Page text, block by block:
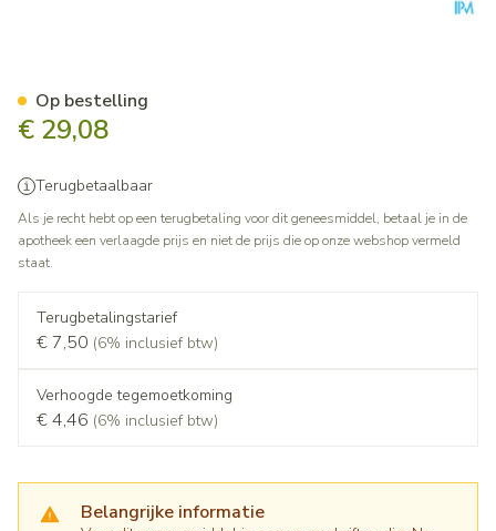
€ 29,08
Terugbetaalbaar
Als je recht hebt op een terugbetaling voor dit geneesmiddel, betaal je in de
apotheek een verlaagde prijs en niet de prijs die op onze webshop vermeld
staat.
Terugbetalingstarief
€ 7,50 (6% inclusief btw)
Verhoogde tegemoetkoming
€ 4,46 (6% inclusief btw)
Belangrijke informatie
Op bestelling